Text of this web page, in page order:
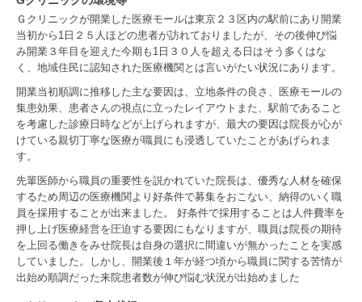
Ｇクリニックが開業した医療モールは東京２３区内の駅前にあり開業
当初から1日２５人ほどの患者が訪れておりましたが、その後伸び悩
み開業３年目を迎えた今期も1日３０人を超える日はそう多くはな
く、地域住民に認知された医療機関とは言いがたい状況にあります。
開業当初順調に推移した主な要因は、立地条件の良さ、医療モールの
集患効果、患者さんの視点に立ったレイアウトまた、駅前であること
を考慮した診療日時などが上げられますが、最大の要因は院長が心が
けている親切丁寧な医療が職員にも浸透していたことがあげられま
す。
先輩医師から職員の重要性を説かれていた院長は、優秀な人材を確保
するため周辺の医療機関より好条件で募集をおこない、納得のいく職
員を採用することが出来ました。 好条件で採用することは人件費率を
押し上げ医療経営を圧迫する要因にもなりますが、職員は院長の期待
を上回る働きをみせ院長は自身の選択に間違いが無かったことを実感
していました。しかし、開業後１年が経つ頃から職員に関する苦情が
出始め順調だった来院患者数が伸び悩む状況が出始めました